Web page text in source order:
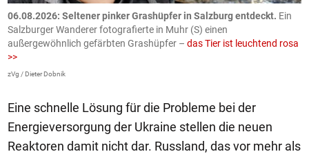
06.08.2026: Seltener pinker Grashüpfer in Salzburg entdeckt. Ein
Salzburger Wanderer fotografierte in Muhr (S) einen
außergewöhnlich gefärbten Grashüpfer – das Tier ist leuchtend rosa
>>
zVg / Dieter Dobnik
Eine schnelle Lösung für die Probleme bei der
Energieversorgung der Ukraine stellen die neuen
Reaktoren damit nicht dar. Russland, das vor mehr als